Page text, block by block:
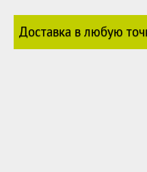
Доставка в любую